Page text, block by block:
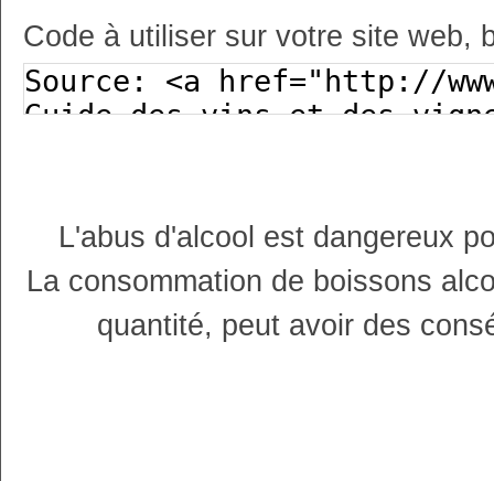
Code à utiliser sur votre site web,
L'abus d'alcool est dangereux
La consommation de boissons
quantité, peut avoir des